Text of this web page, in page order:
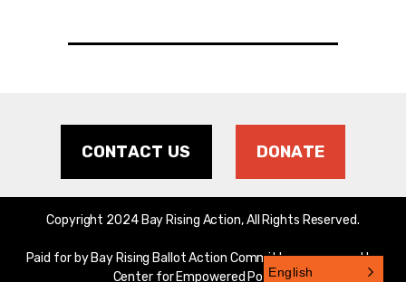
CONTACT US DONATE
Copyright 2024 Bay Rising Action, All Rights Reserved.
Paid for by Bay Rising Ballot Action Committee, sponsored by
Center for Empowered Politics.English